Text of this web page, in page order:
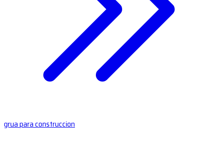
grua para construccion